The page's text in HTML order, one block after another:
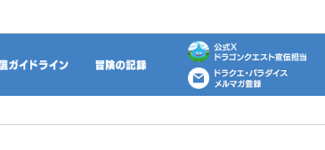
冒険の記録